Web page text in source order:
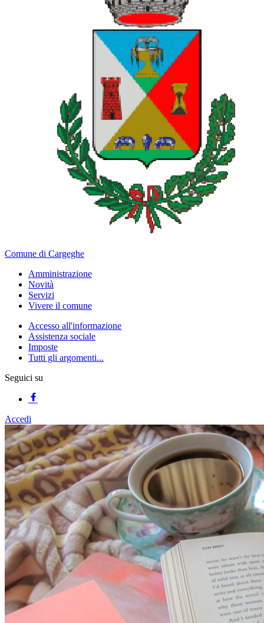
Comune di Cargeghe
Amministrazione
Novità
Servizi
Vivere il comune
Accesso all'informazione
Assistenza sociale
Imposte
Tutti gli argomenti...
Seguici su
Accedi